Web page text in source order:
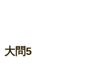
大問5